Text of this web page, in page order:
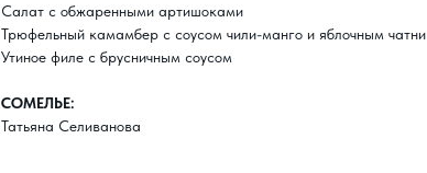
Салат с обжаренными артишоками
Трюфельный камамбер с соусом чили-манго и яблочным чатни
Утиное филе с брусничным соусом
СОМЕЛЬЕ:
Татьяна Селиванова